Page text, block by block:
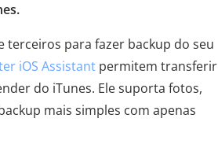
para fazer backup do seu
iOS Assistant permitem transferir
do iTunes. Ele suporta fotos,
mais simples com apenas